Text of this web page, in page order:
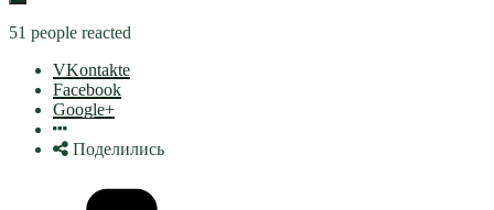
51 people reacted
VKontakte
Facebook
Google+
Поделились